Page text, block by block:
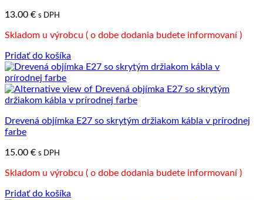
13.00 € s DPH
Skladom u výrobcu ( o dobe dodania budete informovaní )
Pridať do košíka
Drevená objímka E27 so skrytým držiakom kábla v prírodnej
farbe
15.00 € s DPH
Skladom u výrobcu ( o dobe dodania budete informovaní )
Pridať do košíka